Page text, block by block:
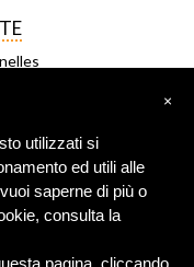
de
×
utilizzati si
ed utili alle
saperne di più o
consulta la
pagina, cliccando